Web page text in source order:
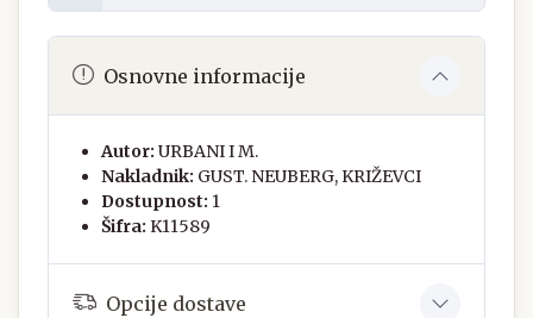
Osnovne informacije
Autor: URBANI I M.
Nakladnik: GUST. NEUBERG, KRIŽEVCI
Dostupnost: 1
Šifra: K11589
Opcije dostave